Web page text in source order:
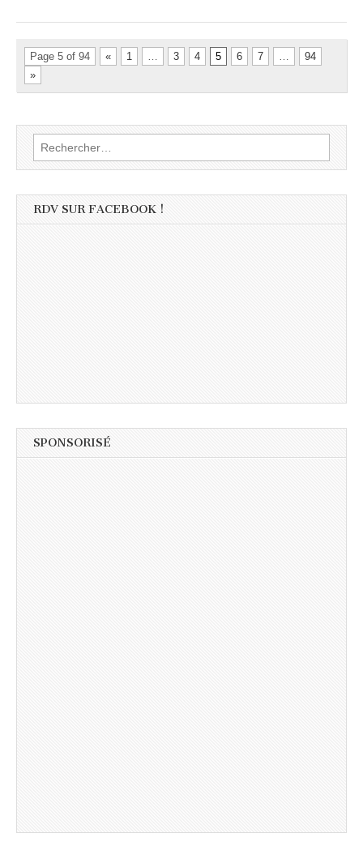
Page 5 of 94 « 1 … 3 4 5 6 7 …
94
»
Rechercher :
RDV SUR FACEBOOK !
SPONSORISÉ